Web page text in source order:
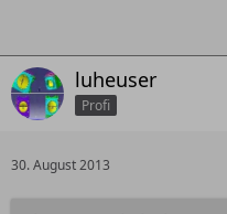
luheuser
Profi
30. August 2013